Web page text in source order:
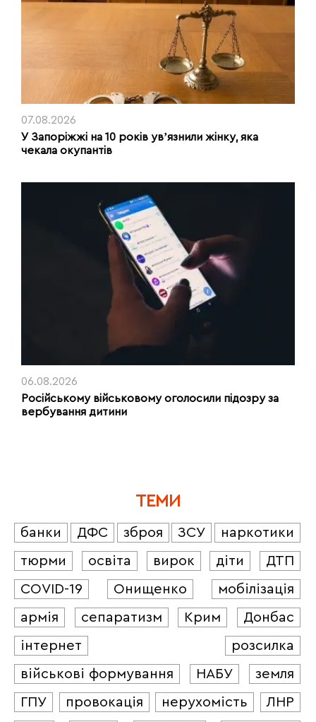
07.08.2026
У Запоріжжі на 10 років увʼязнили жінку, яка
чекала окупантів
06.08.2026
Російському військовому оголосили підозру за
вербування дитини
ТЕМИ
банки ДФС зброя ЗСУ
наркотики
тюрми
освіта вирок діти
ДТП
COVID-19
Онищенко
мобілізація
армія
сепаратизм Крим
Донбас
інтернет
розсилка
військові формування
НАБУ
земля
ГПУ
провокація нерухомість
ЛНР